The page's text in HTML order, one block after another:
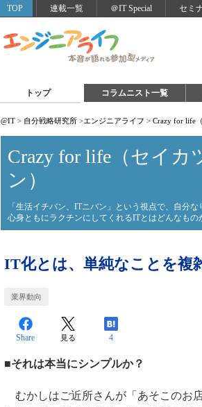
TOP 連載一覧 ＠IT Special セミ
トップ コラムニスト一覧
@IT > 自分戦略研究所 >エンジニアライフ > Crazy for life
Crazy for life（セイ
ン）
「生活イチバン、ITニバン」という視点で、自分
心身ともにラクチンにしてくれるITとはどんなもの
IT化とは、単純なことを複
業界動向
Share 見る 4
■それは本当にシンプルか？
むかしはご近所さんが「あそこのお